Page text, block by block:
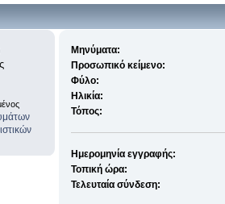
Μηνύματα:
Προσωπικό κείμενο:
Φύλο:
Ηλικία:
Τόπος:
Ημερομηνία εγγραφής:
Τοπική ώρα:
Τελευταία σύνδεση: